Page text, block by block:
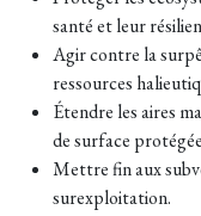
santé et leur
Agir contre la
ressources
Étendre les aires
de surface
Mettre fin aux
surexploitation.